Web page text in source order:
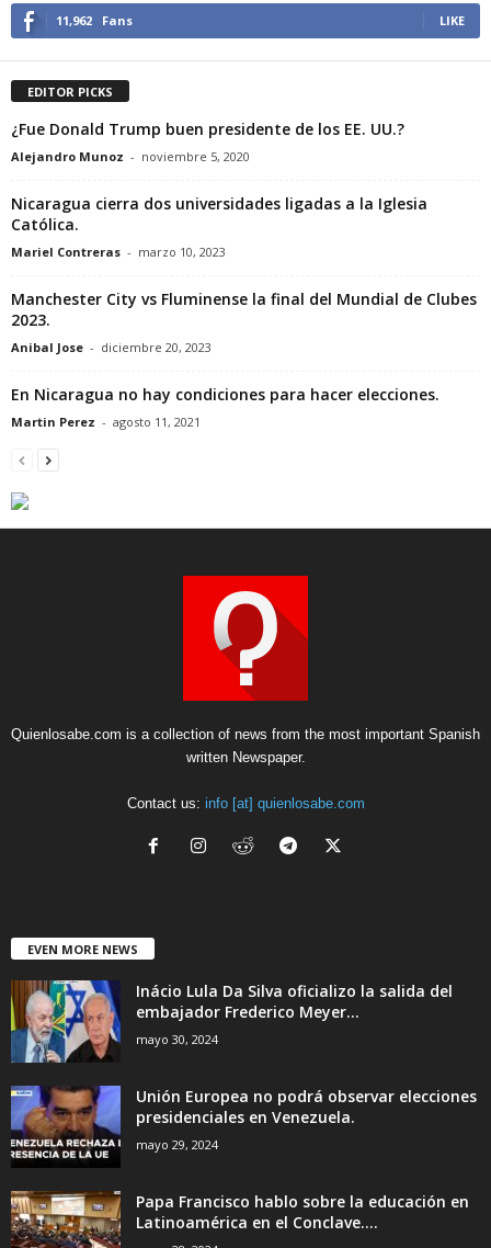
11,962 Fans LIKE
EDITOR PICKS
¿Fue Donald Trump buen presidente de los EE. UU.?
Alejandro Munoz - noviembre 5, 2020
Nicaragua cierra dos universidades ligadas a la Iglesia
Católica.
Mariel Contreras - marzo 10, 2023
Manchester City vs Fluminense la final del Mundial de Clubes
2023.
Anibal Jose - diciembre 20, 2023
En Nicaragua no hay condiciones para hacer elecciones.
Martin Perez - agosto 11, 2021
Quienlosabe.com is a collection of news from the most important Spanish
written Newspaper.
Contact us: info [at] quienlosabe.com
EVEN MORE NEWS
Inácio Lula Da Silva oficializo la salida del
embajador Frederico Meyer...
mayo 30, 2024
Unión Europea no podrá observar elecciones
presidenciales en Venezuela.
mayo 29, 2024
Papa Francisco hablo sobre la educación en
Latinoamérica en el Conclave....